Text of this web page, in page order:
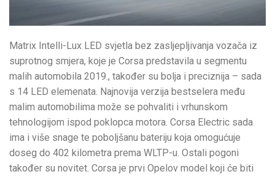
Matrix Intelli-Lux LED svjetla bez zasljepljivanja vozača iz
suprotnog smjera, koje je Corsa predstavila u segmentu
malih automobila 2019., također su bolja i preciznija – sada
s 14 LED elemenata. Najnovija verzija bestselera među
malim automobilima može se pohvaliti i vrhunskom
tehnologijom ispod poklopca motora. Corsa Electric sada
ima i više snage te poboljšanu bateriju koja omogućuje
doseg do 402 kilometra prema WLTP-u. Ostali pogoni
također su novitet. Corsa je prvi Opelov model koji će biti